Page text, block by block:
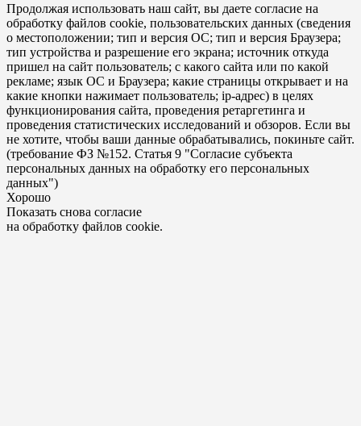
Продолжая использовать наш сайт, вы даете согласие на
обработку файлов cookie, пользовательских данных (сведения
о местоположении; тип и версия ОС; тип и версия Браузера;
тип устройства и разрешение его экрана; источник откуда
пришел на сайт пользователь; с какого сайта или по какой
рекламе; язык ОС и Браузера; какие страницы открывает и на
какие кнопки нажимает пользователь; ip-адрес) в целях
функционирования сайта, проведения ретаргетинга и
проведения статистических исследований и обзоров. Если вы
не хотите, чтобы ваши данные обрабатывались, покиньте сайт.
(требование ФЗ №152. Статья 9 "Согласие субъекта
персональных данных на обработку его персональных
данных")
Хорошо
Показать снова согласие
на обработку файлов cookie.